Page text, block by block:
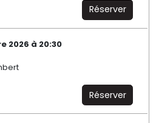
Réserver
2026 à 20:30
Réserver